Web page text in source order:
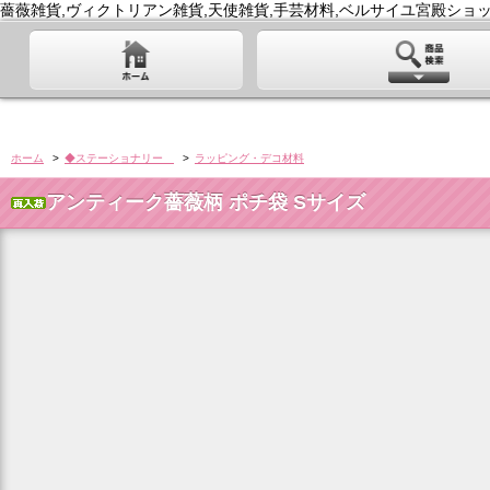
薔薇雑貨,ヴィクトリアン雑貨,天使雑貨,手芸材料,ベルサイユ宮殿ショ
ホーム > ◆ステーショナリー > ラッピング・デコ材料
アンティーク薔薇柄 ポチ袋 Sサイズ